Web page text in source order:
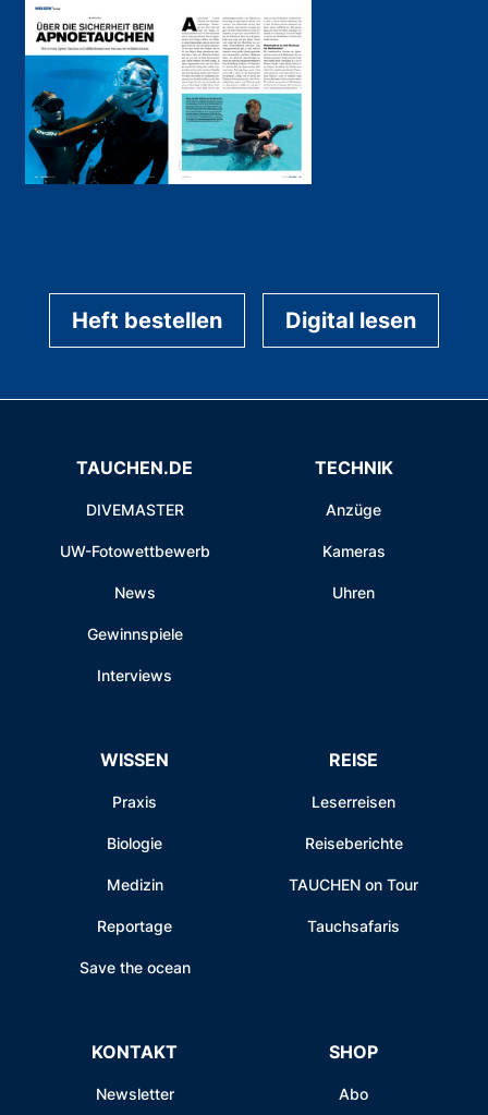
Heft bestellen Digital lesen
TAUCHEN.DE
DIVEMASTER
UW-Fotowettbewerb
News
Gewinnspiele
Interviews
TECHNIK
Anzüge
Kameras
Uhren
WISSEN
Praxis
Biologie
Medizin
Reportage
Save the ocean
REISE
Leserreisen
Reiseberichte
TAUCHEN on Tour
Tauchsafaris
KONTAKT
Newsletter
SHOP
Abo